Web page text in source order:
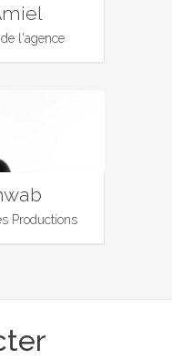
l'agence
Productions